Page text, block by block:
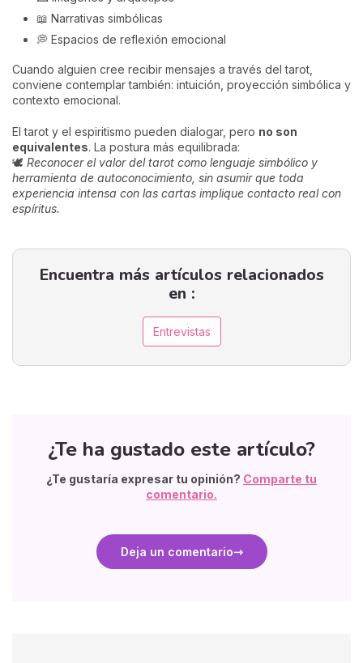
📖 Narrativas simbólicas
💭 Espacios de reflexión emocional
Cuando alguien cree recibir mensajes a través del tarot,
conviene contemplar también: intuición, proyección simbólica y
contexto emocional.
El tarot y el espiritismo pueden dialogar, pero no son
equivalentes. La postura más equilibrada:
🕊️ Reconocer el valor del tarot como lenguaje simbólico y
herramienta de autoconocimiento, sin asumir que toda
experiencia intensa con las cartas implique contacto real con
espíritus.
Encuentra más artículos relacionados
en :
Entrevistas
¿Te ha gustado este artículo?
¿Te gustaría expresar tu opinión? Comparte tu
comentario.
Deja un comentario